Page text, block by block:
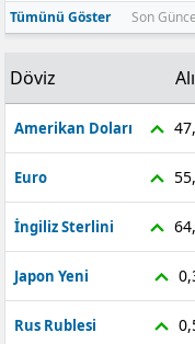
Tümünü Göster Son
Döviz
Amerikan Doları
Euro
İngiliz Sterlini
Japon Yeni
Rus Rublesi